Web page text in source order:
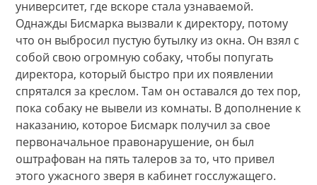
университет, где вскоре стала узнаваемой.
Однажды Бисмарка вызвали к директору, потому
что он выбросил пустую бутылку из окна. Он взял с
собой свою огромную собаку, чтобы попугать
директора, который быстро при их появлении
спрятался за креслом. Там он оставался до тех пор,
пока собаку не вывели из комнаты. В дополнение к
наказанию, которое Бисмарк получил за свое
первоначальное правонарушение, он был
оштрафован на пять талеров за то, что привел
этого ужасного зверя в кабинет госслужащего.